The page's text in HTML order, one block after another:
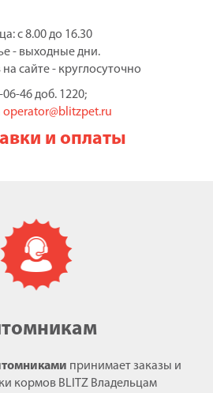
с 8.00 до 16.30
- выходные дни.
сайте - круглосуточно
46 доб. 1220;
operator@blitzpet.ru
и оплаты
принимает заказы и
кормов BLITZ Владельцам